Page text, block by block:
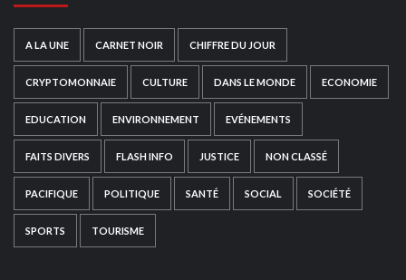
A LA UNE CARNET NOIR CHIFFRE DU JOUR
CRYPTOMONNAIE CULTURE DANS LE MONDE ECONOMIE
EDUCATION ENVIRONNEMENT EVÉNEMENTS
FAITS DIVERS FLASH INFO JUSTICE NON CLASSÉ
PACIFIQUE POLITIQUE SANTÉ SOCIAL SOCIÉTÉ
SPORTS TOURISME